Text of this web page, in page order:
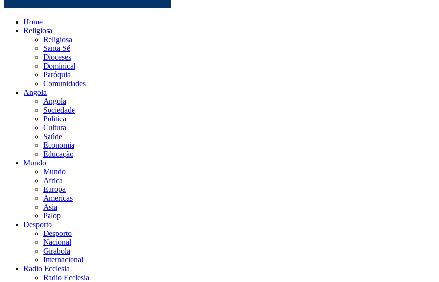
Home
Religiosa
Religiosa
Santa Sé
Dioceses
Dominical
Paróquia
Comunidades
Angola
Angola
Sociedade
Politica
Cultura
Saúde
Economia
Educação
Mundo
Mundo
Africa
Europa
Americas
Asia
Palop
Desporto
Desporto
Nacional
Girabola
Internacional
Radio Ecclesia
Radio Ecclesia